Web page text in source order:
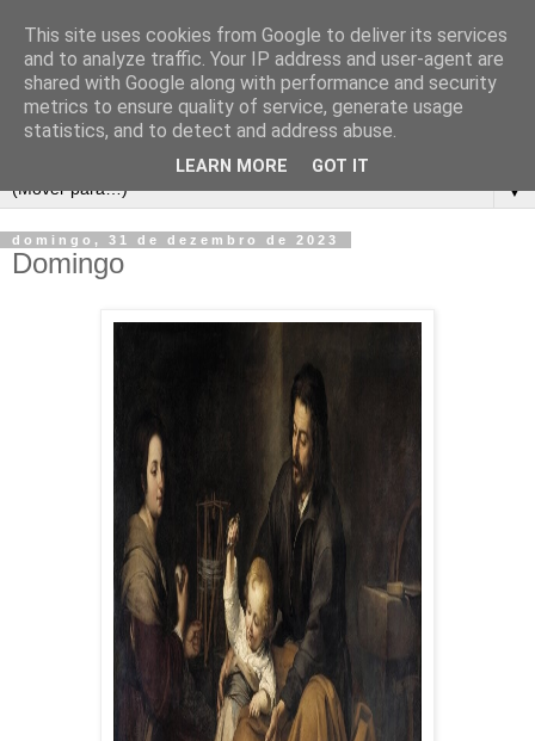
▼
domingo, 31 de dezembro de 2023
Domingo
This site uses cookies from Google to deliver its services
and to analyze traffic. Your IP address and user-agent are
shared with Google along with performance and security
metrics to ensure quality of service, generate usage
statistics, and to detect and address abuse.
LEARN MORE GOT IT